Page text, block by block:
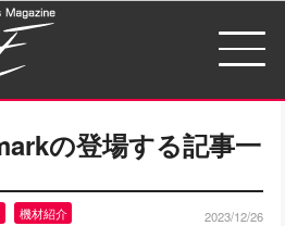
の登場する記事一
機材紹介 2023/12/26